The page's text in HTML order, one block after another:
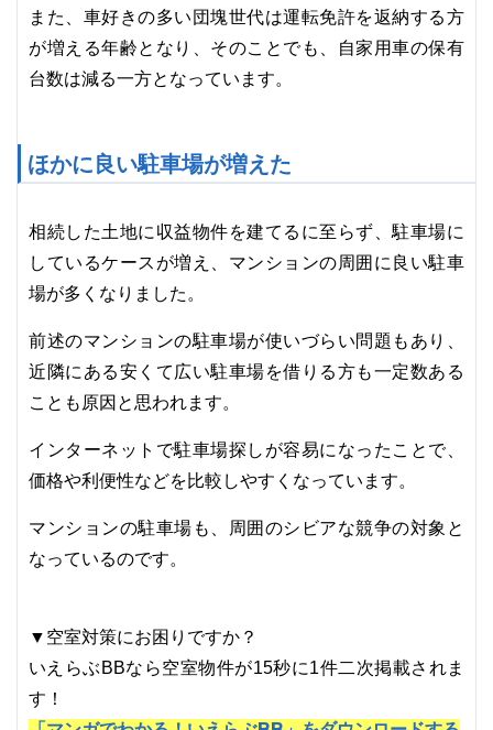
また、車好きの多い団塊世代は運転免許を返納する方
が増える年齢となり、そのことでも、自家用車の保有
台数は減る一方となっています。
ほかに良い駐車場が増えた
相続した土地に収益物件を建てるに至らず、駐車場に
しているケースが増え、マンションの周囲に良い駐車
場が多くなりました。
前述のマンションの駐車場が使いづらい問題もあり、
近隣にある安くて広い駐車場を借りる方も一定数ある
ことも原因と思われます。
インターネットで駐車場探しが容易になったことで、
価格や利便性などを比較しやすくなっています。
マンションの駐車場も、周囲のシビアな競争の対象と
なっているのです。
▼空室対策にお困りですか？
いえらぶBBなら空室物件が15秒に1件二次掲載されま
す！